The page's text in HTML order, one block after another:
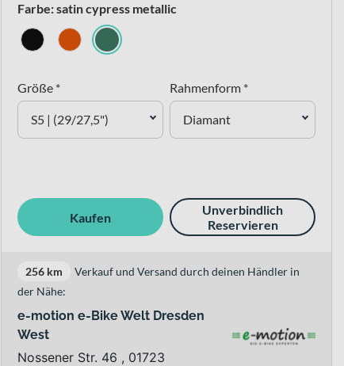
Farbe: satin cypress metallic
Größe *
S5 | (29/27,5")
Rahmenform *
Diamant
Kaufen
Unverbindlich
Reservieren
256 km
Verkauf und Versand durch deinen Händler in
der Nähe:
e-motion e-Bike Welt Dresden
West
Nossener Str. 46 , 01723